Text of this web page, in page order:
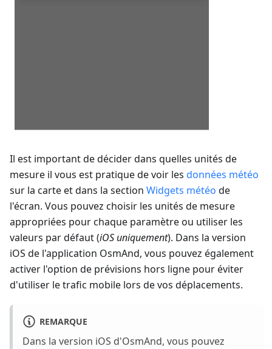
Il est important de décider dans quelles unités de
mesure il vous est pratique de voir les données météo
sur la carte et dans la section Widgets météo de
l'écran. Vous pouvez choisir les unités de mesure
appropriées pour chaque paramètre ou utiliser les
valeurs par défaut (iOS uniquement). Dans la version
iOS de l'application OsmAnd, vous pouvez également
activer l'option de prévisions hors ligne pour éviter
d'utiliser le trafic mobile lors de vos déplacements.
REMARQUE
Dans la version iOS d'OsmAnd, vous pouvez